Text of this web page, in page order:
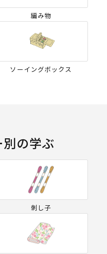
編み物
ソーイングボックス
の学ぶ
刺し子